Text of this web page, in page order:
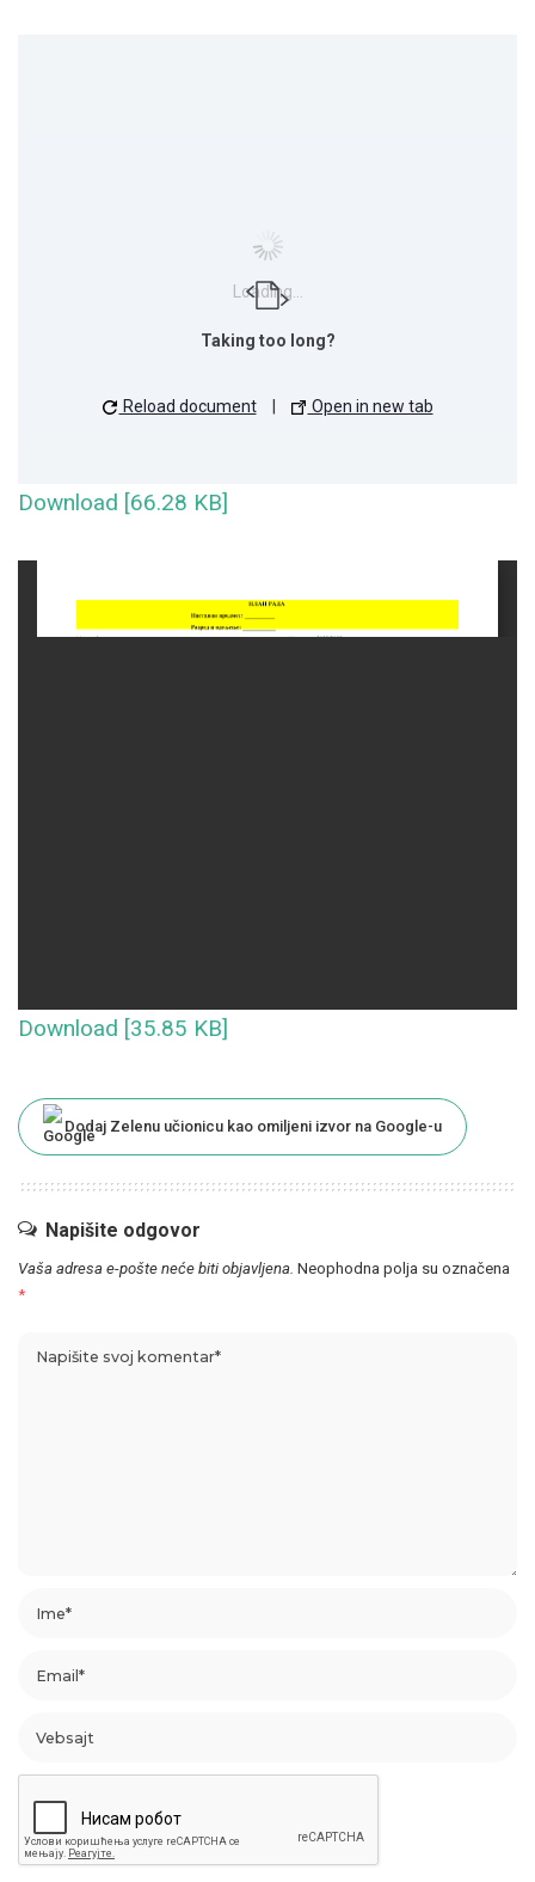
Loading...
Taking too long?
Reload document Open in new tab
Download [66.28 KB]
Download [35.85 KB]
Dodaj Zelenu učionicu kao omiljeni izvor na Google-u
Napišite odgovor
Vaša adresa e-pošte neće biti objavljena. Neophodna polja su označena
*